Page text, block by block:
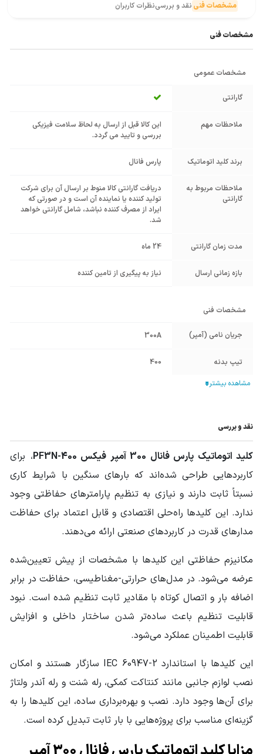
مشخصات فنی نقد و بررسینظرات کاربران
مشخصات فنی
مشخصات عمومی
گارانتی
ملاحظات مهم
این کالا قبل از ارسال به لحاظ سلامت فیزیکی
بررسی و تایید می گردد.
برند کلید اتوماتیک پارس فانال
ملاحظات مربوط به
گارانتی
دریافت گارانتی کالا منوط بر ارسال آن برای شرکت
تولید کننده یا نماینده آن است و در صورتی که
ایراد از مصرف کننده نباشد، شامل گارانتی خواهد
شد.
مدت زمان گارانتی 24 ماه
بازه زمانی ارسال نیاز به پیگیری از تامین کننده
مشخصات فنی
جریان نامی (آمپر) 300A
تیپ بدنه 400
تعداد پل
حداکثر جریان قابل
تحمل اتصال کوتاه
(کیلو آمپر)
50kA
قابلیت نصب موتور
(AC/DC)
قابلیت نصب رله
کمکی
سایر مشخصات
قابلیت نصب افقی و عمودی
کنترل و قطع جریان های اضافه بار و اتصال کوتاه
مطابق با استاندارد IEC 60947-2
نقد و بررسی
کلید اتوماتیک پارس فانال 300 آمپر فیکس PF3N-400
، برای
کاربردهایی طراحی شده‌اند که بارهای سنگین با شرایط کاری
نسبتاً ثابت دارند و نیازی به تنظیم پارامترهای حفاظتی وجود
ندارد. این کلیدها راه‌حلی اقتصادی و قابل اعتماد برای حفاظت
مدارهای قدرت در کاربردهای صنعتی ارائه می‌دهند.
مکانیزم حفاظتی این کلیدها با مشخصات از پیش تعیین‌شده
عرضه می‌شود. در مدل‌های حرارتی-مغناطیسی، حفاظت در برابر
اضافه بار و اتصال کوتاه با مقادیر ثابت تنظیم شده است. نبود
قابلیت تنظیم باعث ساده‌تر شدن ساختار داخلی و افزایش
قابلیت اطمینان عملکرد می‌شود.
این کلیدها با استاندارد IEC 60947-2 سازگار هستند و امکان
نصب لوازم جانبی مانند کنتاکت کمکی، رله شنت و رله آندر ولتاژ
برای آن‌ها وجود دارد. نصب و بهره‌برداری ساده، این کلیدها را به
گزینه‌ای مناسب برای پروژه‌هایی با بار ثابت تبدیل کرده است.